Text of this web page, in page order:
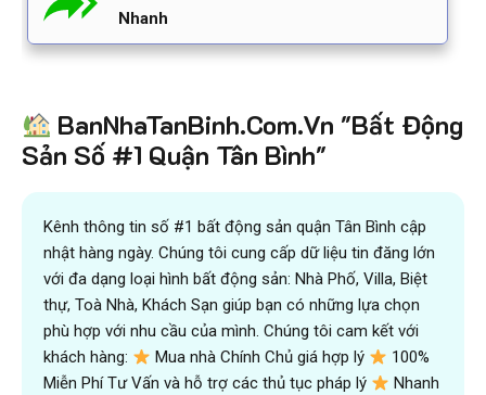
Nhanh
BanNhaTanBinh.Com.Vn "Bất Động
Sản Số #1 Quận Tân Bình"
Kênh thông tin số #1 bất động sản quận Tân Bình cập
nhật hàng ngày. Chúng tôi cung cấp dữ liệu tin đăng lớn
với đa dạng loại hình bất động sản: Nhà Phố, Villa, Biệt
thự, Toà Nhà, Khách Sạn giúp bạn có những lựa chọn
phù hợp với nhu cầu của mình. Chúng tôi cam kết với
khách hàng:
Mua nhà Chính Chủ giá hợp lý
100%
Miễn Phí Tư Vấn và hỗ trợ các thủ tục pháp lý
Nhanh